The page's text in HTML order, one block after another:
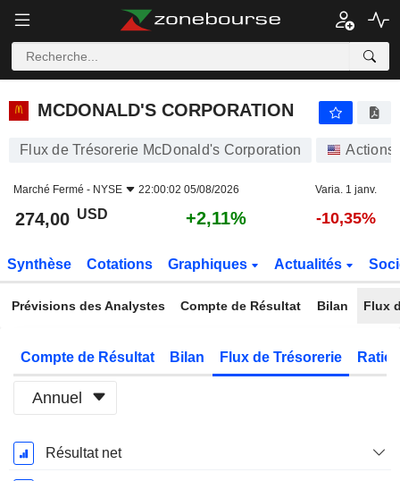
MCDONALD'S CORPORATION
Flux de Trésorerie McDonald's Corporation Actions
Marché Fermé - NYSE 22:00:02 05/08/2026 Varia. 1 janv.
274,00 USD +2,11% -10,35%
Synthèse Cotations Graphiques Actualités
Prévisions des Analystes Compte de Résultat Bilan Flux
Compte de Résultat Bilan Flux de Trésorerie
Annuel
Période
Fiscale:
Résultat net